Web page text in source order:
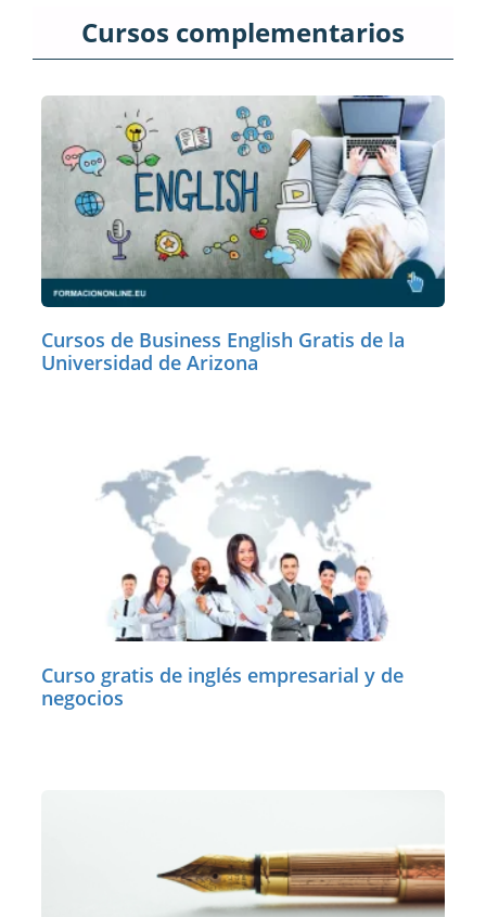
Cursos complementarios
Cursos de Business English Gratis de la
Universidad de Arizona
Curso gratis de inglés empresarial y de
negocios